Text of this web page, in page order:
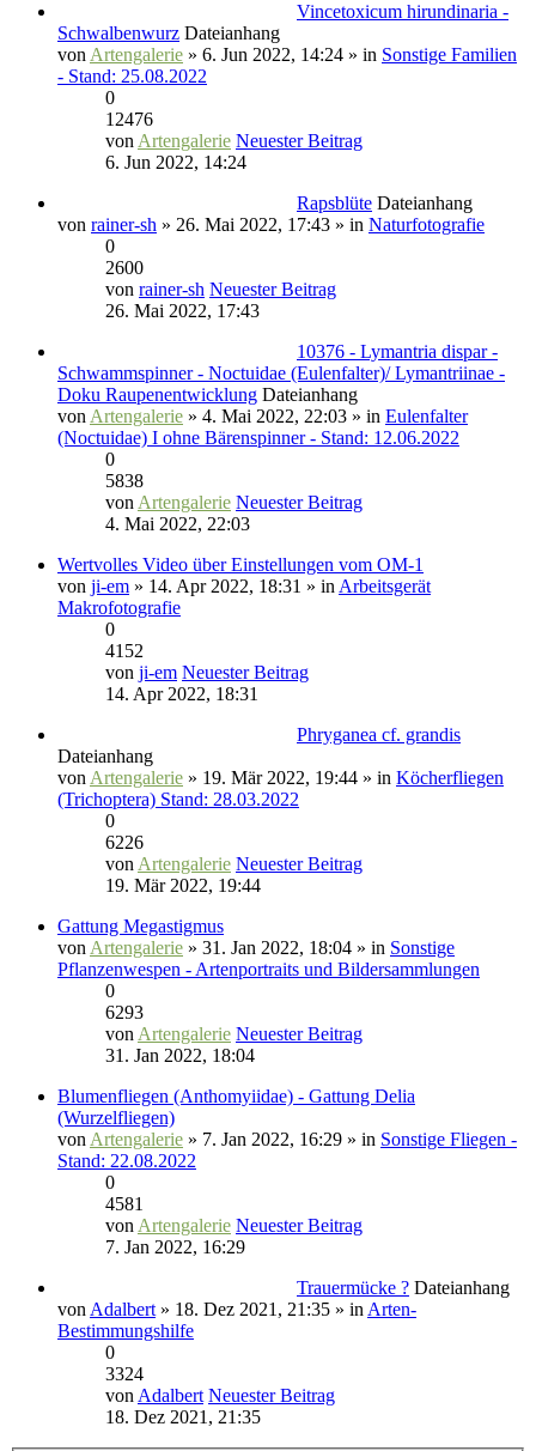
Vincetoxicum hirundinaria -
Schwalbenwurz Dateianhang
von Artengalerie » 6. Jun 2022, 14:24 » in Sonstige Familien
- Stand: 25.08.2022
0
12476
von Artengalerie Neuester Beitrag
6. Jun 2022, 14:24
Rapsblüte Dateianhang
von rainer-sh » 26. Mai 2022, 17:43 » in Naturfotografie
0
2600
von rainer-sh Neuester Beitrag
26. Mai 2022, 17:43
10376 - Lymantria dispar -
Schwammspinner - Noctuidae (Eulenfalter)/ Lymantriinae -
Doku Raupenentwicklung Dateianhang
von Artengalerie » 4. Mai 2022, 22:03 » in Eulenfalter
(Noctuidae) I ohne Bärenspinner - Stand: 12.06.2022
0
5838
von Artengalerie Neuester Beitrag
4. Mai 2022, 22:03
Wertvolles Video über Einstellungen vom OM-1
von ji-em » 14. Apr 2022, 18:31 » in Arbeitsgerät
Makrofotografie
0
4152
von ji-em Neuester Beitrag
14. Apr 2022, 18:31
Phryganea cf. grandis
Dateianhang
von Artengalerie » 19. Mär 2022, 19:44 » in Köcherfliegen
(Trichoptera) Stand: 28.03.2022
0
6226
von Artengalerie Neuester Beitrag
19. Mär 2022, 19:44
Gattung Megastigmus
von Artengalerie » 31. Jan 2022, 18:04 » in Sonstige
Pflanzenwespen - Artenportraits und Bildersammlungen
0
6293
von Artengalerie Neuester Beitrag
31. Jan 2022, 18:04
Blumenfliegen (Anthomyiidae) - Gattung Delia
(Wurzelfliegen)
von Artengalerie » 7. Jan 2022, 16:29 » in Sonstige Fliegen -
Stand: 22.08.2022
0
4581
von Artengalerie Neuester Beitrag
7. Jan 2022, 16:29
Trauermücke ? Dateianhang
von Adalbert » 18. Dez 2021, 21:35 » in Arten-
Bestimmungshilfe
0
3324
von Adalbert Neuester Beitrag
18. Dez 2021, 21:35